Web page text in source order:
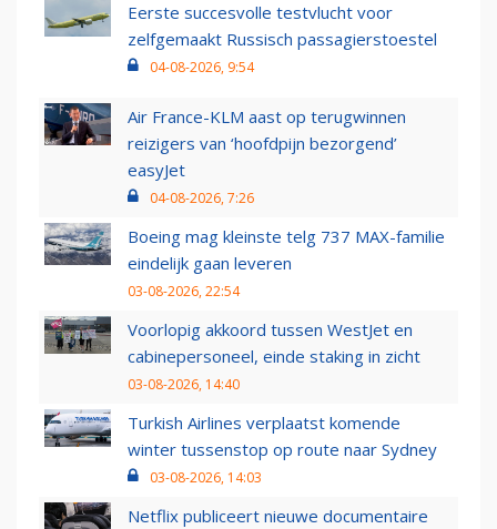
Eerste succesvolle testvlucht voor
zelfgemaakt Russisch passagierstoestel
04-08-2026, 9:54
Air France-KLM aast op terugwinnen
reizigers van ‘hoofdpijn bezorgend’
easyJet
04-08-2026, 7:26
Boeing mag kleinste telg 737 MAX-familie
eindelijk gaan leveren
03-08-2026, 22:54
Voorlopig akkoord tussen WestJet en
cabinepersoneel, einde staking in zicht
03-08-2026, 14:40
Turkish Airlines verplaatst komende
winter tussenstop op route naar Sydney
03-08-2026, 14:03
Netflix publiceert nieuwe documentaire